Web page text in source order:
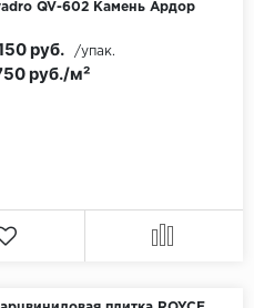
QV-602 Камень Ардор
руб./м²
руб. /упак.